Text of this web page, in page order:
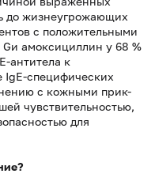
до жизнеугрожающих
с положительными
амоксициллин у 68 %
антитела к
IgE-специфических
с кожными прик-
чувствительностью,
для